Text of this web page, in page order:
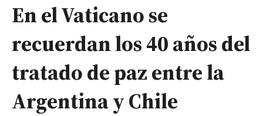
En el Vaticano se
recuerdan los 40 años del
tratado de paz entre la
Argentina y Chile